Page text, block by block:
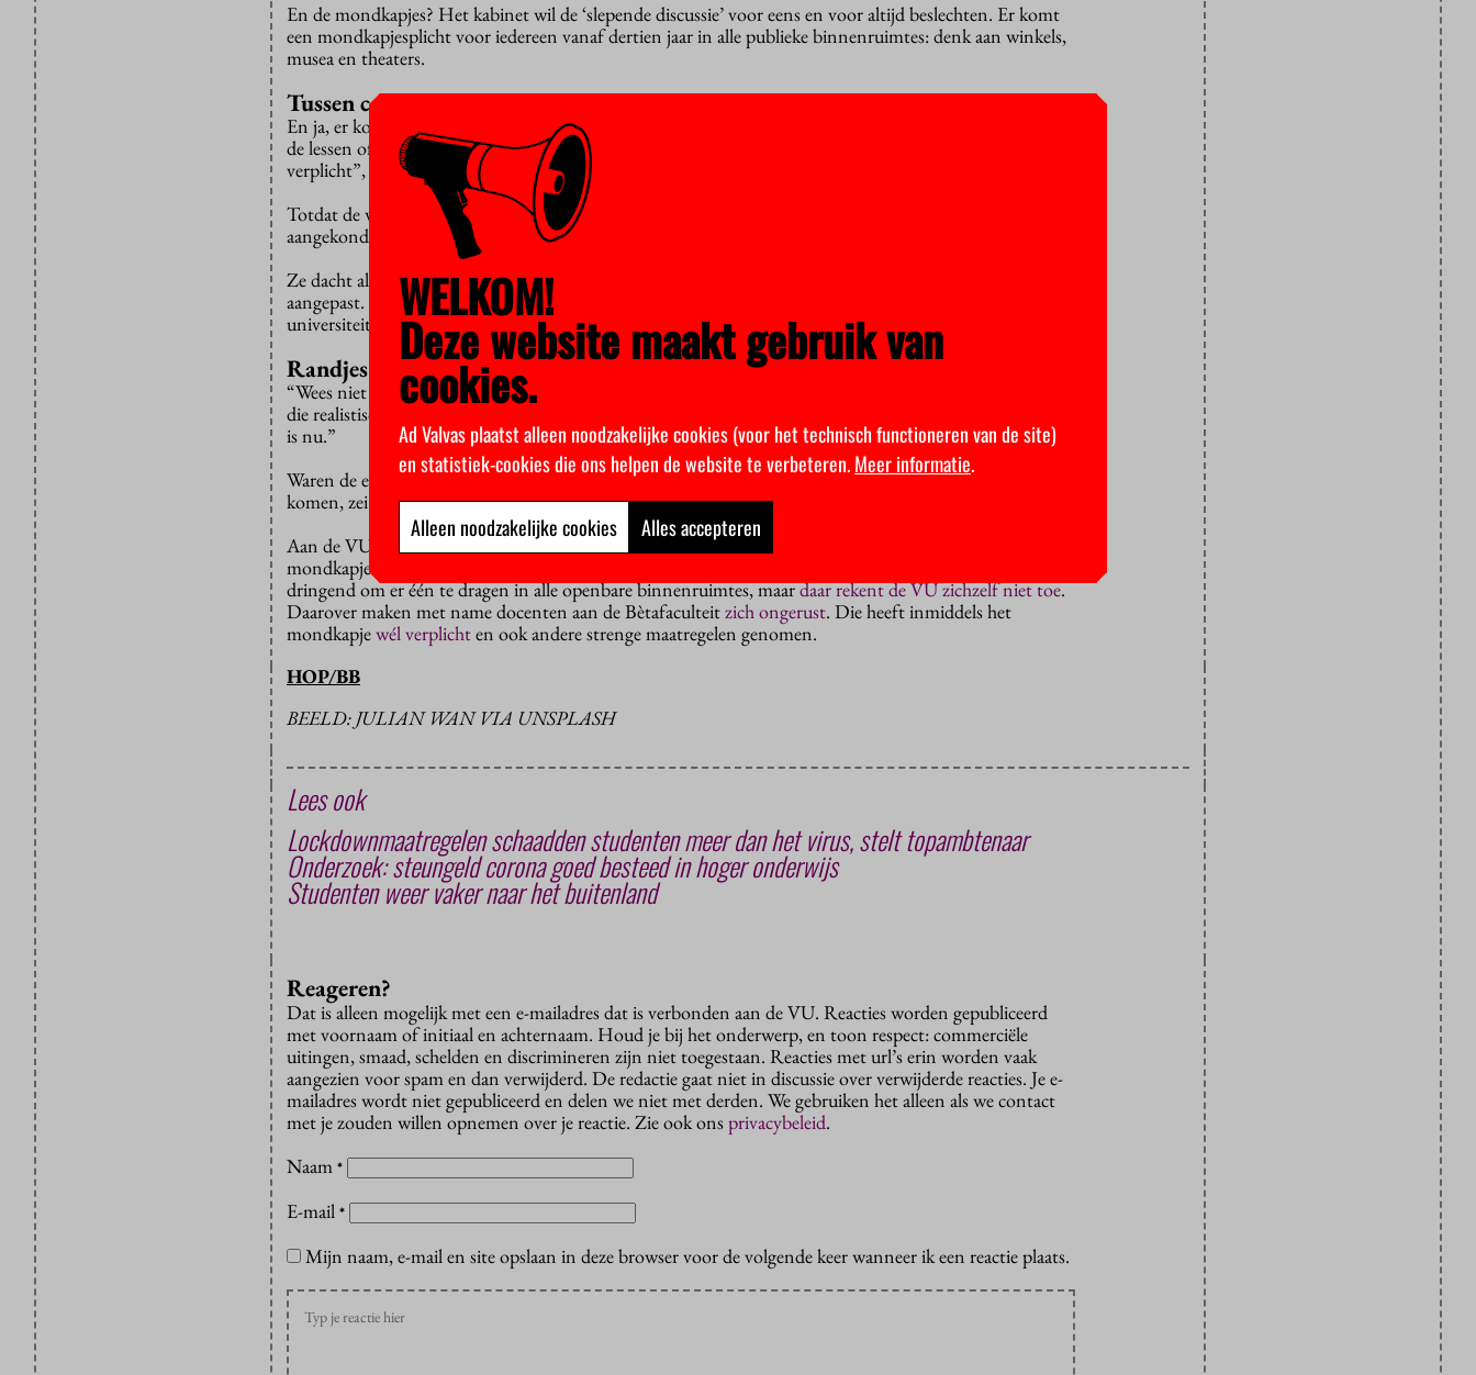
En de mondkapjes? Het kabinet wil de ‘slepende discussie’ voor eens en voor altijd beslechten. Er komt
een mondkapjesplicht voor iedereen vanaf dertien jaar in alle publieke binnenruimtes: denk aan winkels,
musea en theaters.
Tussen colleges
En ja, er komt ook een mondkapjesplicht in het voortgezet onderwijs, mbo en hoger onderwijs. “Tussen
de lessen of colleges door, en als je rondloopt in de bibliotheek of de kantine, zijn mondkapjes straks
verplicht”, zei Rutte, “ook in het mbo en het hoger onderwijs.”
Totdat de wet er is, geldt alvast een ‘dringend advies’. Minister Van Engelshoven had dat maandag al
aangekondigd in een interview met het HOP, al hield ze formeel nog een slag om de arm.
Ze dacht alleen dat universiteiten en hogescholen voor die tijd zelf al hun huisregels zouden hebben
aangepast. Dat blijkt niet het geval. Zelfs met de snel oplopende besmettingen hadden veel
universiteiten en hogescholen geen zin om mondkapjes te adviseren.
Randjes
“Wees niet die eigenwijze persoon die de randjes van de regels opzoekt”, voegde Rutte eraan toe. “Wees
die realistische Nederlander die opstaat en zijn verantwoordelijkheid neemt als het erop aankomt, en dat
is nu.”
Waren de eerdere maatregelen niet goed genoeg? Mensen blijken toch nog te vaak dicht bij elkaar te
komen, zei Rutte. “Als je het optelt, dan hebben we het met elkaar niet goed genoeg gedaan.”
Aan de VU werd het tot gisteren nog aan de studenten en medewerkers zelf overgelaten of ze een
mondkapje nodig vinden of niet. De Amsterdamse burgemeester adviseerde twee weken geleden al
dringend om er één te dragen in alle openbare binnenruimtes, maardaar rekent de VU zichzelf niet toe.
Daarover maken met name docenten aan de Bètafaculteitzich ongerust. Die heeft inmiddels het
mondkapjewél verplichten ook andere strenge maatregelen genomen.
HOP/BB
BEELD: JULIAN WAN VIA UNSPLASH
Lees ook
Lockdownmaatregelen schaadden studenten meer dan het virus, stelt topambtenaar
Onderzoek: steungeld corona goed besteed in hoger onderwijs
Studenten weer vaker naar het buitenland
Reageren?
Dat is alleen mogelijk met een e-mailadres dat is verbonden aan de VU. Reacties worden gepubliceerd
met voornaam of initiaal en achternaam. Houd je bij het onderwerp, en toon respect: commerciële
uitingen, smaad, schelden en discrimineren zijn niet toegestaan. Reacties met url’s erin worden vaak
aangezien voor spam en dan verwijderd. De redactie gaat niet in discussie over verwijderde reacties. Je e-
mailadres wordt niet gepubliceerd en delen we niet met derden. We gebruiken het alleen als we contact
met je zouden willen opnemen over je reactie. Zie ook onsprivacybeleid.
Naam *
E-mail *
Mijn naam, e-mail en site opslaan in deze browser voor de volgende keer wanneer ik een reactie plaats.
WELKOM!
Deze website maakt gebruik van
cookies.
Ad Valvas plaatst alleen noodzakelijke cookies (voor het technisch functioneren van de site)
en statistiek-cookies die ons helpen de website te verbeteren.Meer informatie.
Alleen noodzakelijke cookies Alles accepteren